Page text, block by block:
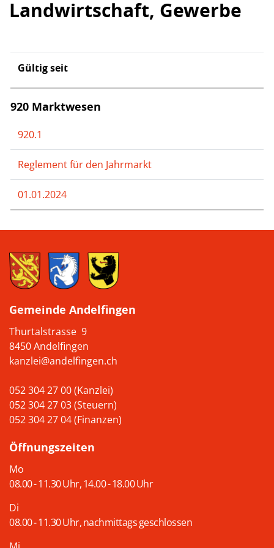
Landwirtschaft, Gewerbe
Gültig seit
920 Marktwesen
920.1
Reglement für den Jahrmarkt
01.01.2024
Gemeinde Andelfingen
Thurtalstrasse 9
8450 Andelfingen
kanzlei@andelfingen.ch
052 304 27 00 (Kanzlei)
052 304 27 03 (Steuern)
052 304 27 04 (Finanzen)
Öffnungszeiten
Mo
08.00 - 11.30 Uhr, 14.00 - 18.00 Uhr
Di
08.00 - 11.30 Uhr, nachmittags geschlossen